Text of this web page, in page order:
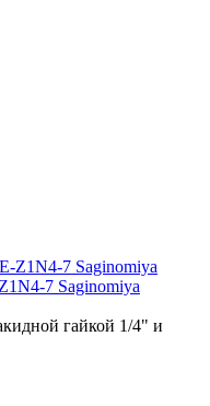
7 Saginomiya
гайкой 1/4" и